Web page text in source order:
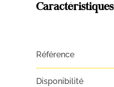
Caractéristiques
Référence
Disponibilité